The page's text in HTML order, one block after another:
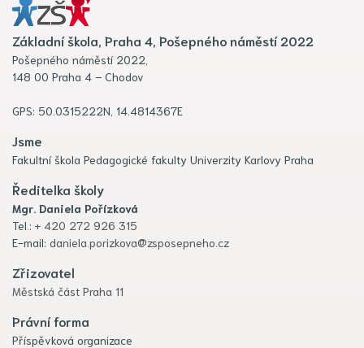
Základní škola, Praha 4, Pošepného náměstí 2022
Pošepného náměstí 2022,
148 00 Praha 4 – Chodov
GPS: 50.0315222N, 14.4814367E
Jsme
Fakultní škola Pedagogické fakulty Univerzity Karlovy Praha
Ředitelka školy
Mgr. Daniela Pořízková
Tel.: + 420 272 926 315
E-mail: daniela.porizkova@zsposepneho.cz
Zřizovatel
Městská část Praha 11
Právní forma
Příspěvková organizace